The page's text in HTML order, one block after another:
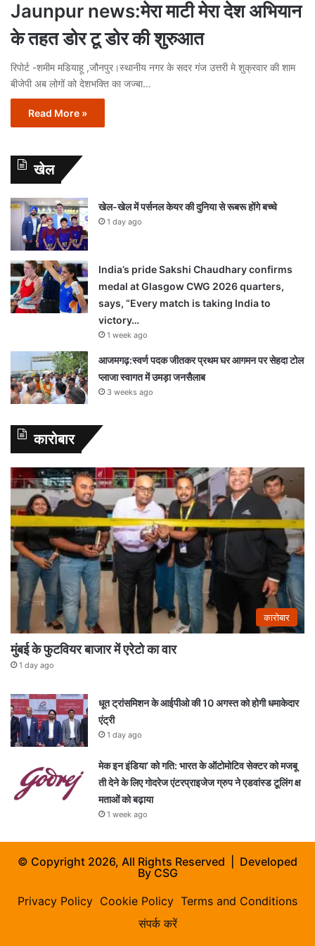
Jaunpur news:मेरा माटी मेरा देश अभियान
के तहत डोर टू डोर की शुरुआत
रिपोर्ट -शमीम मडियाहू ,जौनपुर।स्थानीय नगर के सदर गंज उत्तरी मे शुक्रवार की शाम
बीजेपी अब लोगों को देशभक्ति का जज्बा…
Read More »
खेल
खेल-खेल में पर्सनल केयर की दुनिया से रूबरू होंगे बच्चे
1 day ago
India’s pride Sakshi Chaudhary confirms
medal at Glasgow CWG 2026 quarters,
says, “Every match is taking India to
victory…
1 week ago
आजमगढ़:स्वर्ण पदक जीतकर प्रथम घर आगमन पर सेहदा टोल
प्लाजा स्वागत में उमड़ा जनसैलाब
3 weeks ago
कारोबार
कारोबार
मुंबई के फुटवियर बाजार में एरेटो का वार
1 day ago
धूत ट्रांसमिशन के आईपीओ की 10 अगस्त को होगी धमाकेदार
एंट्री
1 day ago
मेक इन इंडिया’ को गति: भारत के ऑटोमोटिव सेक्टर को मजबू
ती देने के लिए गोदरेज एंटरप्राइजेज ग्रुप ने एडवांस्ड टूलिंग क्ष
मताओं को बढ़ाया
1 week ago
© Copyright 2026, All Rights Reserved | Developed
ByCSG
Privacy Policy Cookie Policy Terms and Conditions
संपर्क करें